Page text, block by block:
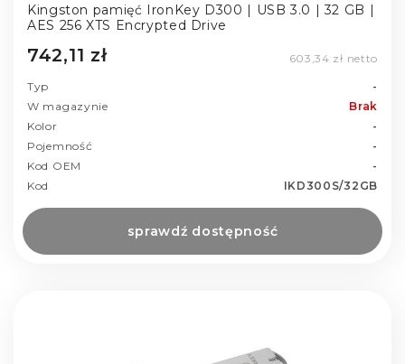
Kingston pamięć IronKey D300 | USB 3.0 | 32 GB |
AES 256 XTS Encrypted Drive
742,11 zł 603,34 zł netto
Typ
-
W magazynie
Brak
Kolor
-
Pojemność
-
Kod OEM
-
Kod
IKD300S/32GB
sprawdź dostępność